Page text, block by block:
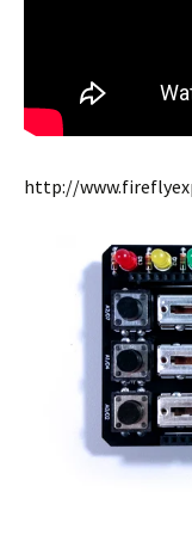
http://